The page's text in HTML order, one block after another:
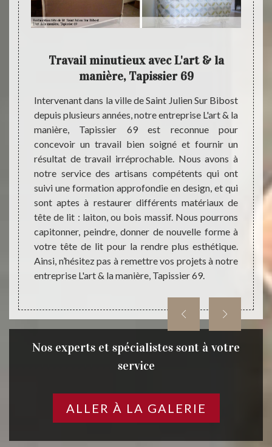
de
votre
de
de
une
pour
que
de
la
Travail minutieux avec L'art & la
manière, Tapissier 69
Intervenant dans la ville de Saint Julien Sur Bibost
depuis plusieurs années, notre entreprise L'art & la
manière, Tapissier 69 est reconnue pour
concevoir un travail bien soigné et fournir un
résultat de travail irréprochable. Nous avons à
notre service des artisans compétents qui ont
suivi une formation approfondie en design, et qui
sont aptes à restaurer différents matériaux de
tête de lit : laiton, ou bois massif. Nous pourrons
capitonner, peindre, donner de nouvelle forme à
votre tête de lit pour la rendre plus esthétique.
Ainsi, n’hésitez pas à remettre vos projets à notre
entreprise L'art & la manière, Tapissier 69.
la
vous
tête
Nos experts et spécialistes sont à votre
service
ALLER À LA GALERIE